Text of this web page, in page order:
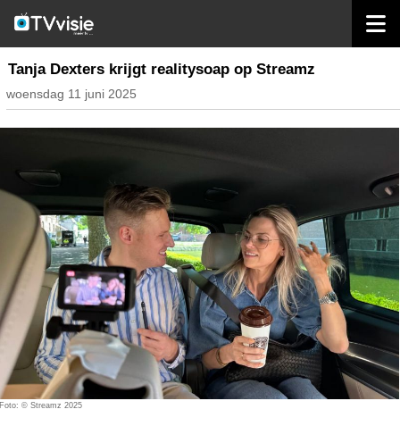
nieuws belgië
Tanja Dexters krijgt realitysoap op Streamz
woensdag 11 juni 2025
Foto: © Streamz 2025